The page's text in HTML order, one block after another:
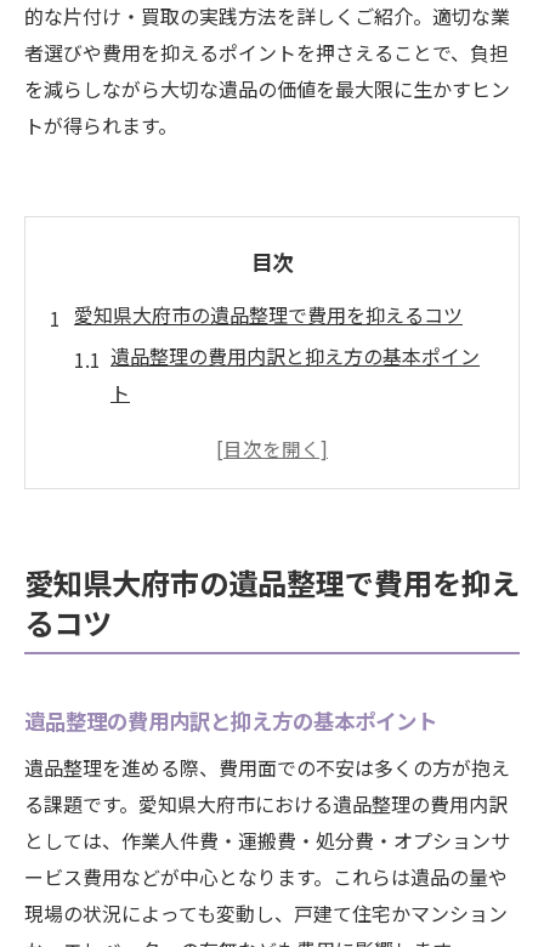
的な片付け・買取の実践方法を詳しくご紹介。適切な業
者選びや費用を抑えるポイントを押さえることで、負担
を減らしながら大切な遺品の価値を最大限に生かすヒン
トが得られます。
目次
愛知県大府市の遺品整理で費用を抑えるコツ
遺品整理の費用内訳と抑え方の基本ポイン
ト
買取を活用した遺品整理費用削減の方法
遺品整理市場の最新動向と今後の予測
少子高齢化が遺品整理市場に与える影響
今後注目される遺品整理と買取サービスの
傾向
遺品整理業界の成長と新たな事業機会
思い出の品を生かす遺品整理と買取活用法
遺品整理で残すべき思い出の品の選び方
愛知県大府市の遺品整理で費用を抑え
るコツ
遺品整理の費用内訳と抑え方の基本ポイント
遺品整理を進める際、費用面での不安は多くの方が抱え
る課題です。愛知県大府市における遺品整理の費用内訳
としては、作業人件費・運搬費・処分費・オプションサ
ービス費用などが中心となります。これらは遺品の量や
現場の状況によっても変動し、戸建て住宅かマンション